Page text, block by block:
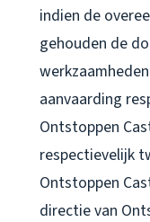
indien de
gehouden de
aanvaarding
Ontstoppen
respectievelijk
Ontstoppen
directie van